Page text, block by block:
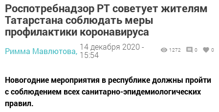
Роспотребнадзор РТ советует жителям
Татарстана соблюдать меры
профилактики коронавируса
Римма Мавлютова, 14 декабря 2020 -
15:54
1272 0 0
Новогодние мероприятия в республике должны пройти
с соблюдением всех санитарно-эпидемиологических
правил.